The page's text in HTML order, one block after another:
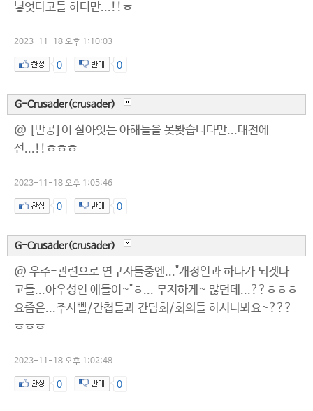
넣엇다고들 하더만...!!ㅎ
2023-11-18 오후 1:10:03
0 0
G-Crusader(crusader)
@ [반공]이 살아잇는 아해들을 못봣습니다만...대전에
선...!!ㅎㅎㅎ
2023-11-18 오후 1:05:46
0 0
G-Crusader(crusader)
@ 우주-관련으로 연구자들중엔..."개정일과 하나가 되겟다
고들...아우성인 애들이~"ㅎ... 무지하게~ 많던데...??ㅎㅎㅎ
요즘은...주사빨/간첩들과 간담회/회의들 하시나봐요~???
ㅎㅎㅎ
2023-11-18 오후 1:02:48
0 0